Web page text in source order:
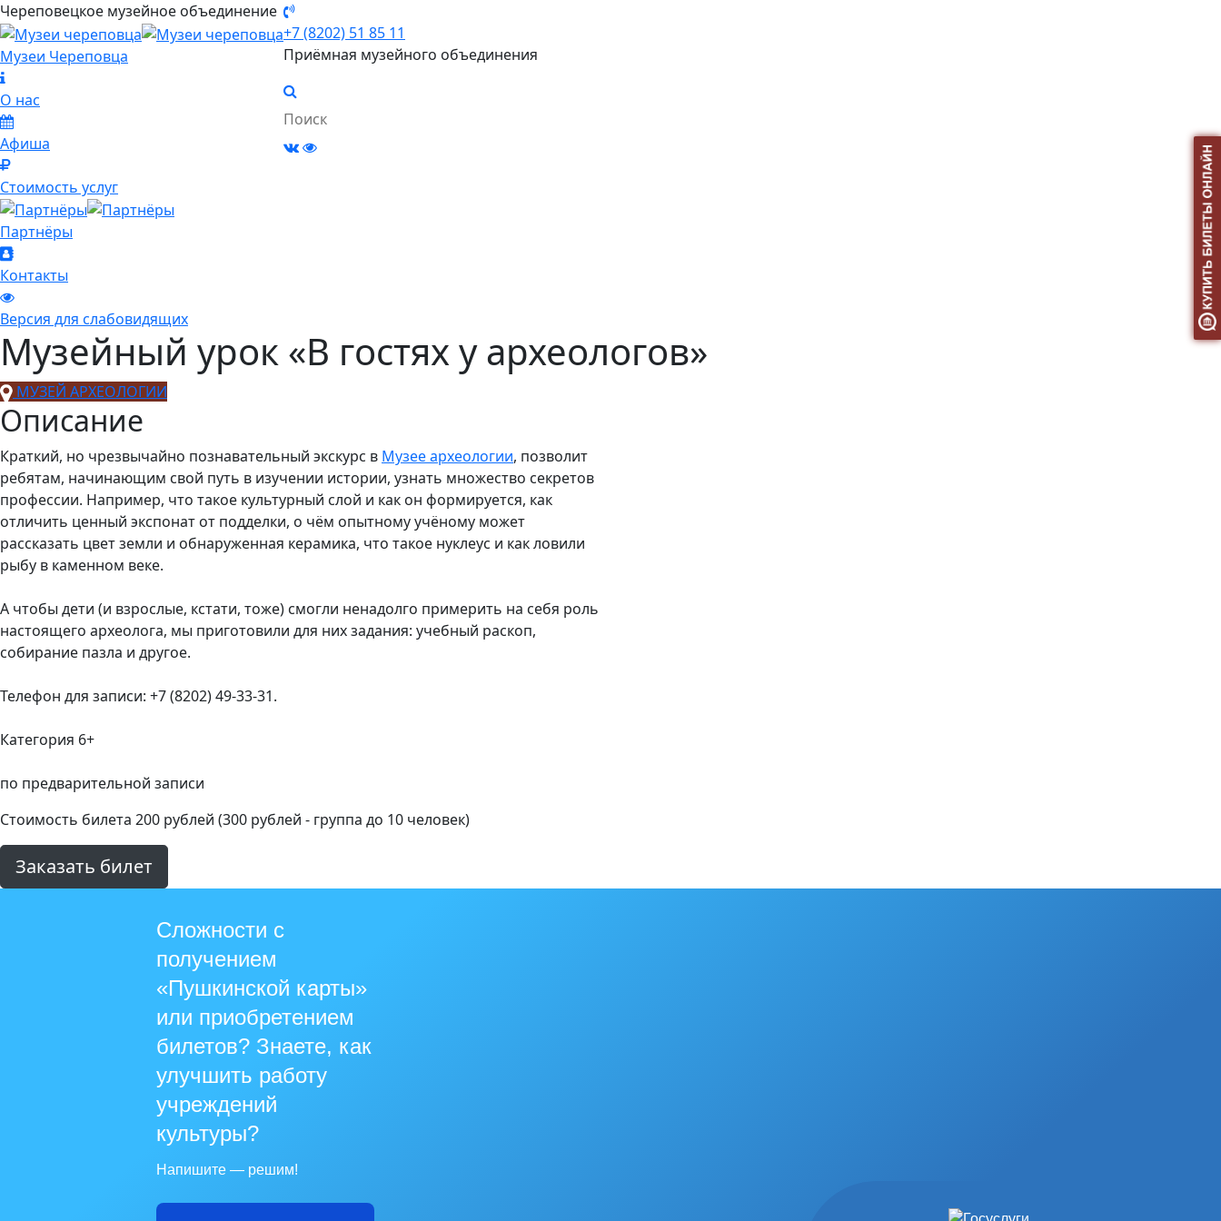
Череповецкое музейное объединение
Музеи Череповца
О нас
Афиша
Стоимость услуг
Партнёры
Контакты
Версия для слабовидящих
+7 (8202) 51 85 11
Приёмная музейного объединения
Музейный урок «В гостях у археологов»
МУЗЕЙ АРХЕОЛОГИИ
Описание
Краткий, но чрезвычайно познавательный экскурс в Музее археологии, позволит
ребятам, начинающим свой путь в изучении истории, узнать множество секретов
профессии. Например, что такое культурный слой и как он формируется, как
отличить ценный экспонат от подделки, о чём опытному учёному может
рассказать цвет земли и обнаруженная керамика, что такое нуклеус и как ловили
рыбу в каменном веке.
А чтобы дети (и взрослые, кстати, тоже) смогли ненадолго примерить на себя роль
настоящего археолога, мы приготовили для них задания: учебный раскоп,
собирание пазла и другое.
Телефон для записи: +7 (8202) 49-33-31.
Категория 6+
по предварительной записи
Стоимость билета 200 рублей (300 рублей - группа до 10 человек)
Заказать билет
Сложности с
получением
«Пушкинской карты»
или приобретением
билетов? Знаете, как
улучшить работу
учреждений
культуры?
Напишите — решим!